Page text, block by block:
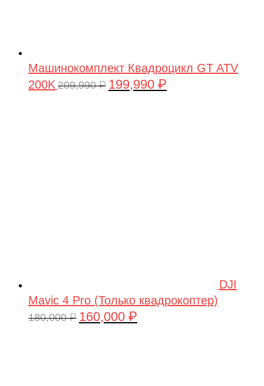
Машинокомплект Квадроцикл GT ATV
200K 209,990₽ Первоначальная
199,990 ₽
DJI
Mavic 4 Pro (Только квадрокоптер)
180,000₽ Первоначальная
160,000 ₽